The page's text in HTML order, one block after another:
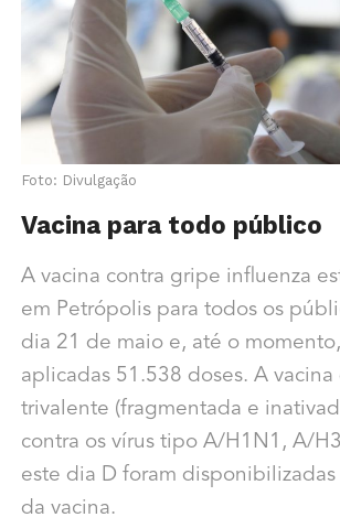
Foto: Divulgação
Vacina para todo público
A vacina contra gripe influenza
em Petrópolis para todos os
dia 21 de maio e, até o
aplicadas 51.538 doses. A
trivalente (fragmentada e
contra os vírus tipo A/H1N1, A/
este dia D foram
da vacina.